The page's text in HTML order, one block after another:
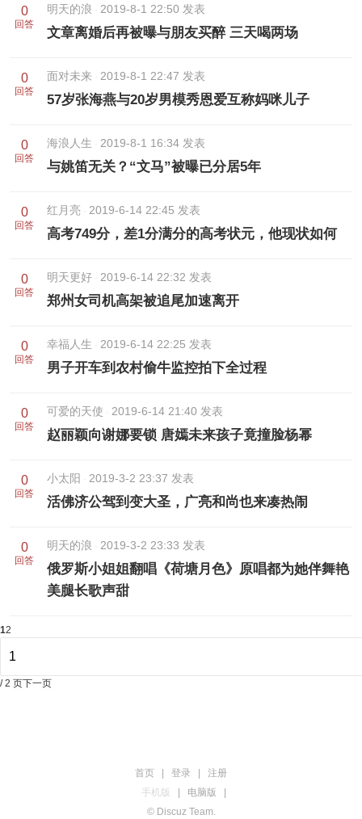
0
回答
明天的浪 2019-8-1 22:50 发表
文章离婚后再被曝与朋友买醉 三天喝两场
0
回答
面对未来 2019-8-1 22:47 发表
57岁张海燕与20岁男模秀恩爱互称妈咪儿子
0
回答
海浪人生 2019-8-1 16:34 发表
与姚笛无关？“文马”被曝已分居5年
0
回答
红月亮 2019-6-14 22:45 发表
高考749分，差1分满分的高考状元，他现状如何
0
回答
明天更好 2019-6-14 22:32 发表
郑州女司机高架被追尾加速离开
0
回答
幸福人生 2019-6-14 22:25 发表
男子开车到农村偷牛监控拍下全过程
0
回答
可爱的天使 2019-6-14 21:40 发表
赵丽颖向谢娜要锁 唐嫣未来孩子竟撞脸杨幂
0
回答
小太阳 2019-3-2 23:37 发表
活佛济公驾到变大圣，广亮和尚也来凑热闹
0
回答
明天的浪 2019-3-2 23:33 发表
俄罗斯小姐姐翻唱《荷塘月色》原唱都为她伴舞艳
美腿长歌声甜
12
/ 2 页下一页
首页 登录
注册
手机版
电脑版
© Discuz Team.